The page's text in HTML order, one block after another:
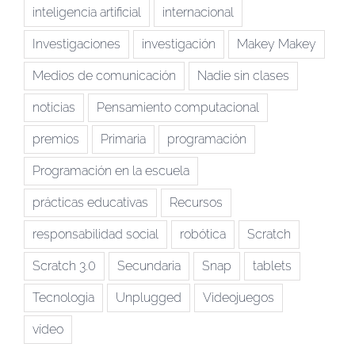
inteligencia artificial internacional
Investigaciones investigación Makey Makey
Medios de comunicación Nadie sin clases
noticias Pensamiento computacional
premios Primaria programación
Programación en la escuela
prácticas educativas Recursos
responsabilidad social robótica Scratch
Scratch 3.0 Secundaria Snap tablets
Tecnologia Unplugged Videojuegos
vídeo